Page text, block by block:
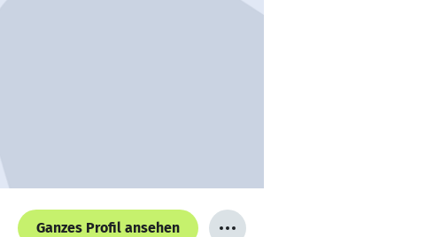
Ganzes Profil ansehen